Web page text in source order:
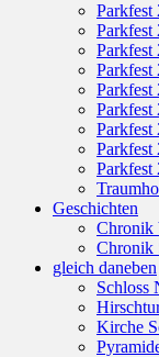
Parkfest
Parkfest
Parkfest
Parkfest
Parkfest
Parkfest
Parkfest
Parkfest
Parkfest
Geschichten
Chronik
Chronik
gleich daneben
Schloss
Kirche